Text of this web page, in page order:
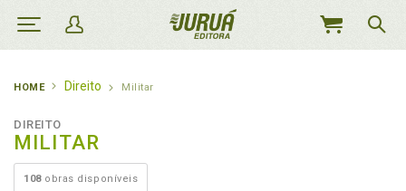
MEU
HOME Direito Militar
DIREITO
MILITAR
108obras disponíveis